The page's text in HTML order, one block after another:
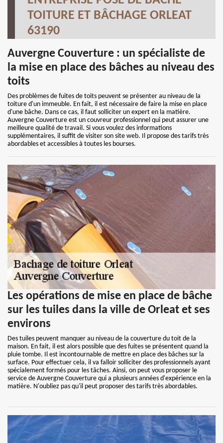
TOITURE ET BÂCHAGE ORLEAT
63190
Auvergne Couverture : un spécialiste de
la mise en place des bâches au niveau des
toits
Des problèmes de fuites de toits peuvent se présenter au niveau de la
toiture d'un immeuble. En fait, il est nécessaire de faire la mise en place
d'une bâche. Dans ce cas, il faut solliciter un expert en la matière.
Auvergne Couverture est un couvreur professionnel qui peut assurer une
meilleure qualité de travail. Si vous voulez des informations
supplémentaires, il suffit de visiter son site web. Il propose des tarifs très
abordables et accessibles à toutes les bourses.
Les opérations de mise en place de bâche
sur les tuiles dans la ville de Orleat et ses
environs
Des tuiles peuvent manquer au niveau de la couverture du toit de la
maison. En fait, il est alors possible que des fuites se présentent quand la
pluie tombe. Il est incontournable de mettre en place des bâches sur la
surface. Pour effectuer cela, il va falloir solliciter des professionnels ayant
spécialement formés pour les tâches. Ainsi, on peut vous proposer le
service de Auvergne Couverture qui a plusieurs années d'expérience en la
matière. N'oubliez pas qu'il peut proposer des tarifs très abordables.